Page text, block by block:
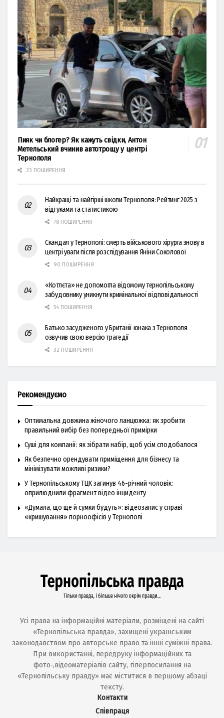
Пияк чи блогер? Як кажуть свідки, Антон
Метельський вчинив автотрощу у центрі
Тернополя
23 ПОШИРЕННЯ
Найкращі та найгірші школи Тернополя: Рейтинг 2025 з
відгуками та статистикою
78 ПОШИРЕННЯ
Скандал у Тернополі: смерть військового хірурга знову в
центрі уваги після розслідування Яніни Соколової
90 ПОШИРЕННЯ
«Котлєта» не допомогла відомому тернопільському
забудовнику уникнути кримінальної відповідальності
54 ПОШИРЕННЯ
Батько засудженого у Британії юнака з Тернополя
озвучив свою версію трагедії
32 ПОШИРЕННЯ
Рекомендуємо
Оптимальна довжина жіночого ланцюжка: як зробити
правильний вибір без попередньої примірки
Суші для компанії: як зібрати набір, щоб усім сподобалося
Як безпечно орендувати приміщення для бізнесу та
мінімізувати можливі ризики?
У Тернопільському ТЦК загинув 46-річний чоловік:
оприлюднили фрагмент відео інциденту
«Думала, що ще й сумки будуть»: відеозапис у справі
«кришування» порноофісів у Тернополі
Усі права на інформаційні матеріали, розміщені на сайті
«Тернопільська правда», захищені українським
законодавством про авторське право та інші суміжні права.
При використанні, передруку інформаційних та
фото-,відеоматеріалів сайту, гіперпосилання на
«Тернопільську правду» має міститися в першому абзаці
тексту.
Контакти
Співпраця